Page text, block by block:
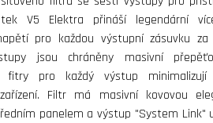
V5 Elektra přináší legendární
pro každou výstupní zásuvku za
jsou chráněny masivní
fitry pro každý výstup minimalizují
Filtr má masivní kovovou
panelem a výstup "System Link"